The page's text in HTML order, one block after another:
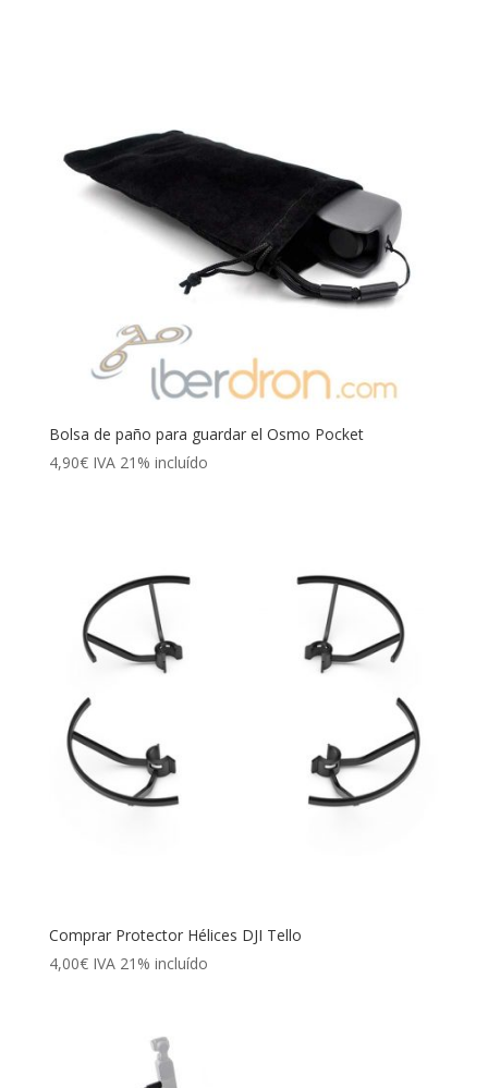
Bolsa de paño para guardar el Osmo Pocket
4,90€ IVA 21% incluído
Comprar Protector Hélices DJI Tello
4,00€ IVA 21% incluído